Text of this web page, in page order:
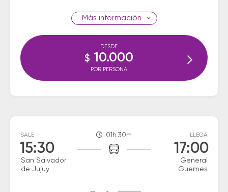
información
DESDE
$ 10.000
POR PERSONA
SALE
15:30
San Salvador
de Jujuy
01h 30m LLEGA
17:00
General
Guemes